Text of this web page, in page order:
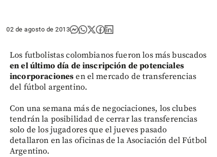
02 de agosto de 2013
Los futbolistas colombianos fueron los más buscados
en el último día de inscripción de potenciales
incorporacionesen el mercado de transferencias
del fútbol argentino.
Con una semana más de negociaciones, los clubes
tendrán la posibilidad de cerrar las transferencias
solo de los jugadores que el jueves pasado
detallaron en las oficinas de la Asociación del Fútbol
Argentino.